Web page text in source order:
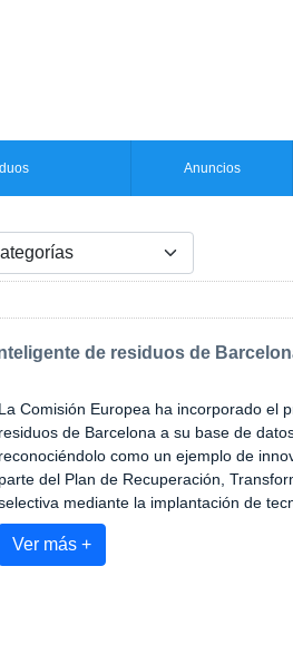
Anuncios
de residuos de
La Comisión Europea ha incorporado el
residuos de Barcelona a su base de
reconociéndolo como un ejemplo de
parte del Plan de Recuperación,
mediante la implantación de
Ver más +